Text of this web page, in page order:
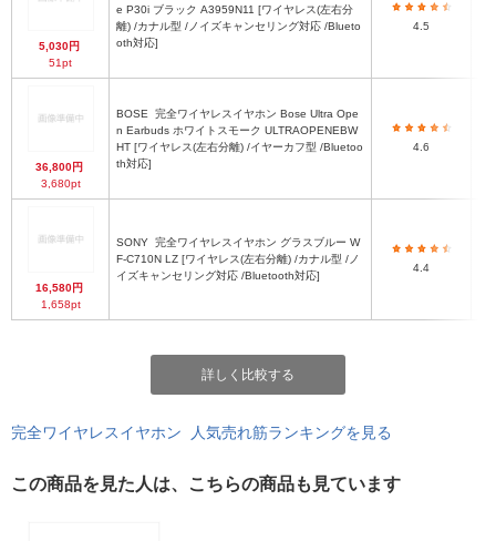
5,030円
51pt
e P30i ブラック A3959N11 [ワイヤレス(左右分
離) /カナル型 /ノイズキャンセリング対応 /Blueto
oth対応]
4.5
36,800円
3,680pt
BOSE
n Earbuds ホワイトスモーク ULTRAOPENEBW
HT [ワイヤレス(左右分離) /イヤーカフ型 /Bluetoo
th対応]
4.6
16,580円
1,658pt
SONY
F-C710N LZ [ワイヤレス(左右分離) /カナル型 /ノ
イズキャンセリング対応 /Bluetooth対応]
4.4
詳しく比較する
完全ワイヤレスイヤホン 人気売れ筋ランキングを見る
この商品を見た人は、こちらの商品も見ています